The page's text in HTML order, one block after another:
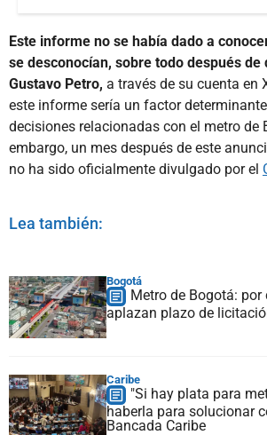
Este informe no se había dado a
se desconocían, sobre todo después de
Gustavo Petro, a través de su cuenta en
este informe sería un factor
decisiones relacionadas con el metro de
embargo, un mes después de este
no ha sido oficialmente divulgado por el
Lea también:
Bogotá
Metro de Bogotá:
aplazan plazo de
Caribe
"Si hay plata para
haberla para solucionar
Bancada Caribe